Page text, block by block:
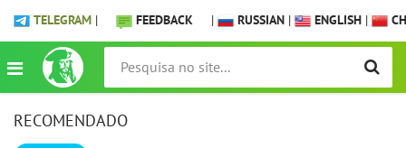
TELEGRAM | FEEDBACK | RUSSIAN | ENGLISH |
RECOMENDADO